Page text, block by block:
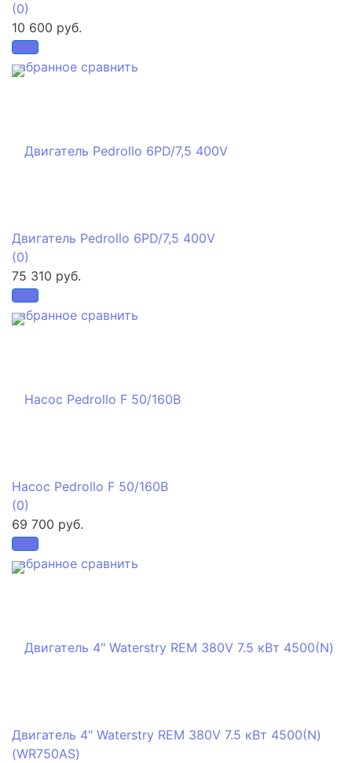
избранное сравнить
(0)
10 600 руб.
избранное сравнить
Двигатель Pedrollo 6PD/7,5 400V
(0)
75 310 руб.
избранное сравнить
Насос Pedrollo F 50/160B
(0)
69 700 руб.
Двигатель 4" Waterstry REM 380V 7.5 кВт 4500(N)
(WR750AS)